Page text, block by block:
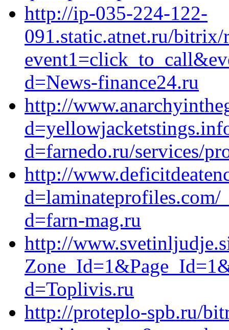
http://ip-035-224-122-
091.static.atnet.ru/bitrix/
d=News-finance24.ru
http://
d=farnedo.ru/services/
http://
d=laminateprofiles.com/
d=farn-mag.ru
http://
d=Toplivis.ru
http://proteplo-spb.ru/